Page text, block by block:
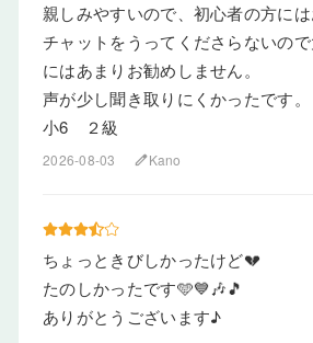
親しみやすいので、初心者の方に
チャットをうってくださらないの
にはあまりお勧めしません。
声が少し聞き取りにくかったです。
小6 ２級
2026-08-03 editKano
ちょっときびしかったけど💔
たのしかったです🩵💙🎶🎵
ありがとうございます♪